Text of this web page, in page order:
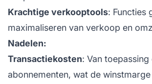
Krachtige verkooptools: Functies
maximaliseren van verkoop en
Nadelen:
Transactiekosten: Van
abonnementen, wat de